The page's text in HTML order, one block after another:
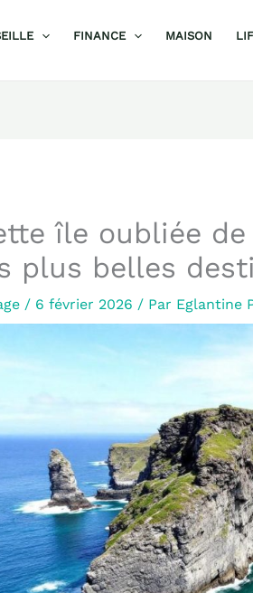
FINANCE MAISON
île oubliée
plus belles
/ 6 février 2026 / Par Eglantine